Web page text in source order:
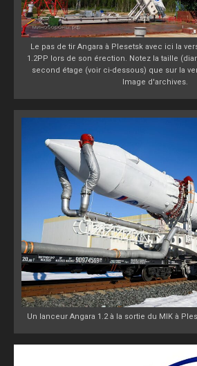
Le pas de tir Angara à Plesetsk avec ici la
1.2PP lors de son érection. Notez la taille
second étage (voir ci-dessous) que sur la
Image d'archives.
Un lanceur Angara 1.2 à la sortie du MIK à